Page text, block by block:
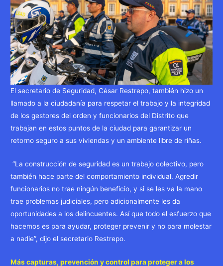
El secretario de Seguridad, César Restrepo, también hizo un
llamado a la ciudadanía para respetar el trabajo y la integridad
de los gestores del orden y funcionarios del Distrito que
trabajan en estos puntos de la ciudad para garantizar un
retorno seguro a sus viviendas y un ambiente libre de riñas.
“La construcción de seguridad es un trabajo colectivo, pero
también hace parte del comportamiento individual. Agredir
funcionarios no trae ningún beneficio, y si se les va la mano
trae problemas judiciales, pero adicionalmente les da
oportunidades a los delincuentes. Así que todo el esfuerzo que
hacemos es para ayudar, proteger prevenir y no para molestar
a nadie”, dijo el secretario Restrepo.
Más capturas, prevención y control para proteger a los